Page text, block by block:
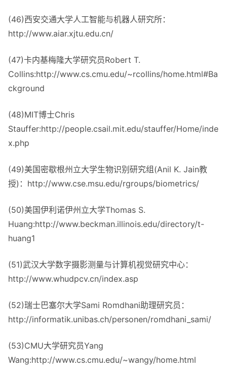
(46)西安交通大学人工智能与机器人研究所：
http://www.aiar.xjtu.edu.cn/
(47)卡内基梅隆大学研究员Robert T.
Collins:http://www.cs.cmu.edu/~rcollins/home.html#Ba
ckground
(48)MIT博士Chris
Stauffer:http://people.csail.mit.edu/stauffer/Home/inde
x.php
(49)美国密歇根州立大学生物识别研究组(Anil K. Jain教
授)：http://www.cse.msu.edu/rgroups/biometrics/
(50)美国伊利诺伊州立大学Thomas S.
Huang:http://www.beckman.illinois.edu/directory/t-
huang1
(51)武汉大学数字摄影测量与计算机视觉研究中心：
http://www.whudpcv.cn/index.asp
(52)瑞士巴塞尔大学Sami Romdhani助理研究员：
http://informatik.unibas.ch/personen/romdhani_sami/
(53)CMU大学研究员Yang
Wang:http://www.cs.cmu.edu/~wangy/home.html